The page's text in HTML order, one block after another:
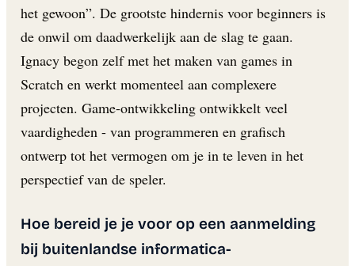
het gewoon”. De grootste hindernis voor beginners is
de onwil om daadwerkelijk aan de slag te gaan.
Ignacy begon zelf met het maken van games in
Scratch en werkt momenteel aan complexere
projecten. Game-ontwikkeling ontwikkelt veel
vaardigheden - van programmeren en grafisch
ontwerp tot het vermogen om je in te leven in het
perspectief van de speler.
Hoe bereid je je voor op een aanmelding
bij buitenlandse informatica-